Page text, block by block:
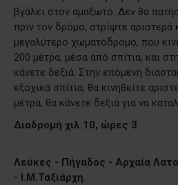
βγάλει στον αμαξωτό. Δεν θα
πριν τον δρόμο, στρίψτε αριστερά
μεγαλύτερο χωματόδρομο, που
200 μέτρα, μέσα από σπίτια, και
κάνετε δεξιά. Στην επόμενη
εξοχικά σπίτια, θα κινηθείτε
μέτρα, θα κάνετε δεξιά για να
Διαδρομή χιλ.10, ώρες 3
Λεύκες - Πήγαδος - Αρχαία
- Ι.Μ.Ταξιάρχη.